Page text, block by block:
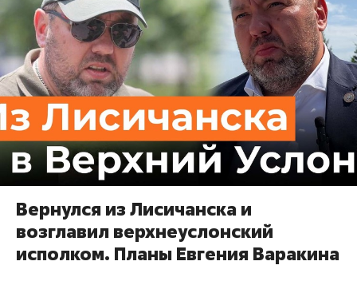
Вернулся из Лисичанска и
возглавил верхнеуслонский
исполком. Планы Евгения Варакина